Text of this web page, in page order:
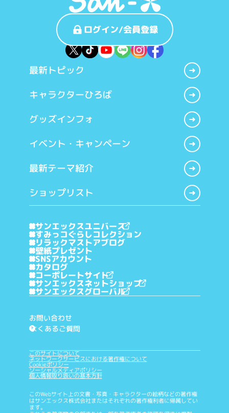
ログイン/会員登録
最新トピック
キャラクターひろば
グッズインフォ
イベント・キャンペーン
最新テーマ紹介
ショップリスト
サンエックスユニバース
すみっコぐらしコレクション
リラックマストアブログ
壁紙プレゼント
SNSアカウント
カタログ
コーポレートサイト
サンエックスネットショップ
サンエックスグローバル
お問い合わせ
?
よくあるご質問
このサイトについて
ネットワークサービスにおける著作権について
Cookieポリシー
ソーシャルメディアポリシー
個人情報取り扱いの基本方針
このWebサイト上の文書・写真・キャラクターの絵柄などの著作権
はサンエックス株式会社またはそれぞれの著作権利者に帰属してい
ます。